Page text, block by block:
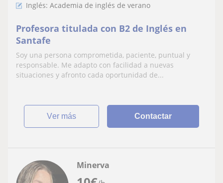
Inglés: Academia de inglés de verano
Profesora titulada con B2 de Inglés en
Santafe
Soy una persona comprometida, paciente, puntual y
responsable. Me adapto con facilidad a nuevas
situaciones y afronto cada oportunidad de...
ver más Contactar
Minerva